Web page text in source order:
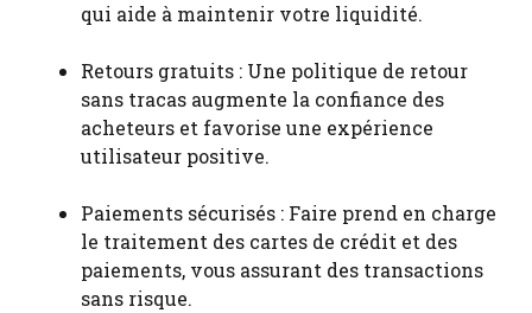
qui aide à maintenir votre liquidité.
Retours gratuits : Une politique de retour
sans tracas augmente la confiance des
acheteurs et favorise une expérience
utilisateur positive.
Paiements sécurisés : Faire prend en charge
le traitement des cartes de crédit et des
paiements, vous assurant des transactions
sans risque.